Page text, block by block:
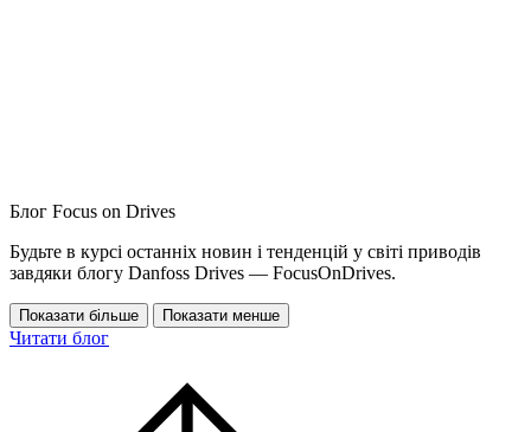
Блог Focus on Drives
Будьте в курсі останніх новин і тенденцій у світі приводів
завдяки блогу Danfoss Drives — FocusOnDrives.
Показати більше Показати менше
Читати блог